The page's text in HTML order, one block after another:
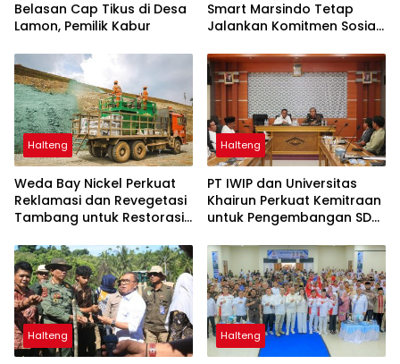
Belasan Cap Tikus di Desa
Lamon, Pemilik Kabur
Smart Marsindo Tetap
Jalankan Komitmen Sosial
Halteng
Weda Bay Nickel Perkuat
Reklamasi dan Revegetasi
Tambang untuk Restorasi
Halteng
PT IWIP dan Universitas
Khairun Perkuat Kemitraan
untuk Pengembangan SDM
Halteng Halteng